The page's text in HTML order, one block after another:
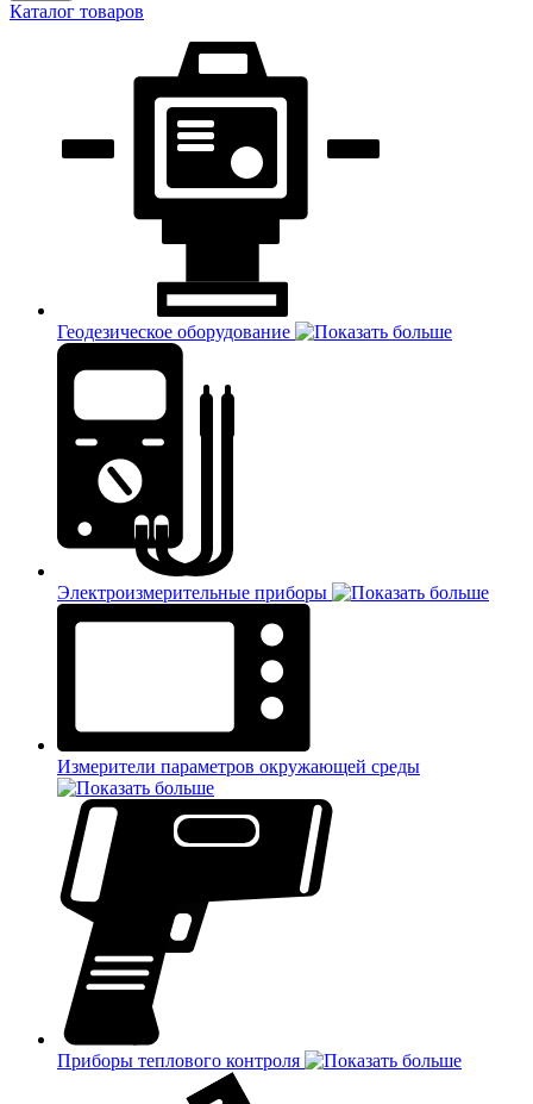
Каталог товаров
Геодезическое оборудование
Электроизмерительные приборы
Измерители параметров окружающей среды
Приборы теплового контроля